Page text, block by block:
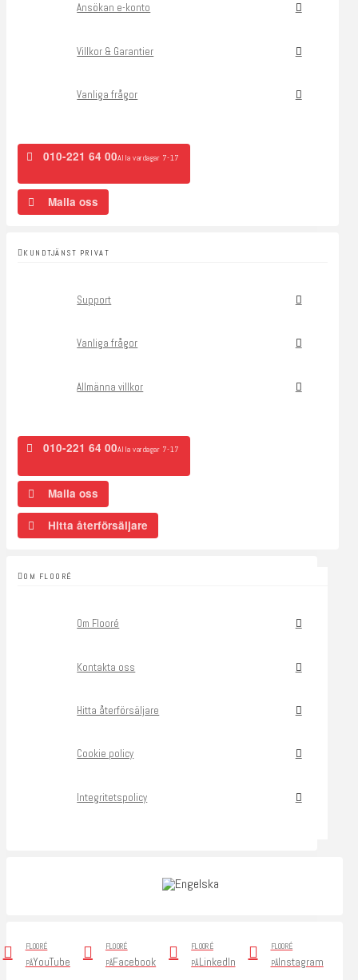
Ansökan e-konto
Villkor & Garantier
Vanliga frågor
010-221 64 00Alla vardagar 7-17
Maila oss
KUNDTJÄNST PRIVAT
Support
Vanliga frågor
Allmänna villkor
010-221 64 00Alla vardagar 7-17
Maila oss
Hitta återförsäljare
OM FLOORÉ
Om Flooré
Kontakta oss
Hitta återförsäljare
Cookie policy
Integritetspolicy
FLOORÉ
PÅYouTube
FLOORÉ
PÅFacebook
FLOORÉ
PÅLinkedIn
FLOORÉ
PÅInstagram